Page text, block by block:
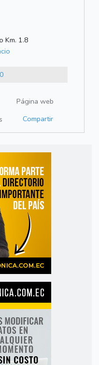
Km. 1.8
Página web
Compartir